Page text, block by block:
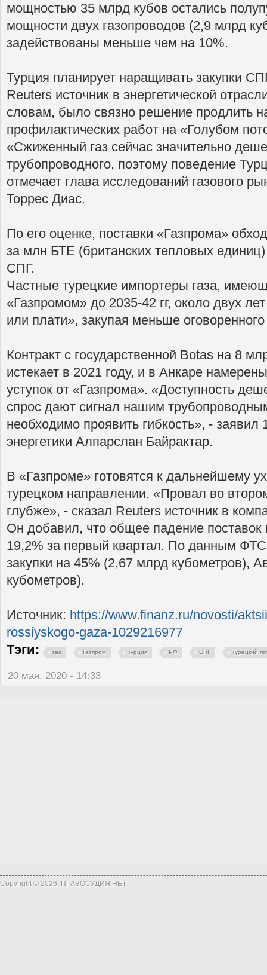
мощностью 35 млрд кубов остались
мощности двух газопроводов (2,9 млрд
задействованы меньше чем на 10%.
Турция планирует наращивать закупки
Reuters источник в энергетической
словам, было связно решение продлить
профилактических работ на «Голубом
«Сжиженный газ сейчас значительно
трубопроводного, поэтому поведение
отмечает глава исследований газового
Торрес Диас.
По его оценке, поставки «Газпрома»
за млн БТЕ (британских тепловых
СПГ.
Частные турецкие импортеры газа,
«Газпромом» до 2035-42 гг, около двух
или плати», закупая меньше
Контракт с государственной Botas на 8
истекает в 2021 году, и в Анкаре
уступок от «Газпрома». «Доступность
спрос дают сигнал нашим
необходимо проявить гибкость», -
энергетики Алпарслан Байрактар.
В «Газпроме» готовятся к дальнейшему
турецком направлении. «Провал во
глубже», - сказал Reuters источник в
Он добавил, что общее падение поставок
19,2% за первый квартал. По данным
закупки на 45% (2,67 млрд кубометров),
кубометров).
Источник: https://www.finanz.ru/novosti/
rossiyskogo-gaza-1029216977
Тэги:
газ Газпром Турция РФ СПГ Турецкий
20 мая, 2020 - 14:33
Copyright © 2026, ПРАВОСУДИЯ.НЕТ